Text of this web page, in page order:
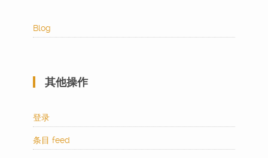
Blog
其他操作
登录
条目 feed